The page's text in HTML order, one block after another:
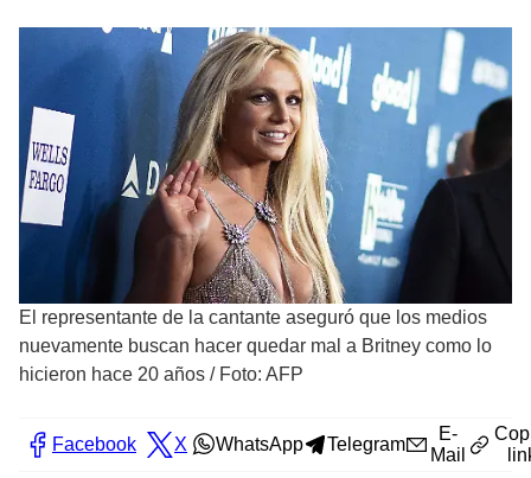
El representante de la cantante aseguró que los medios
nuevamente buscan hacer quedar mal a Britney como lo
hicieron hace 20 años / Foto: AFP
Facebook X WhatsApp Telegram
E-
Mail